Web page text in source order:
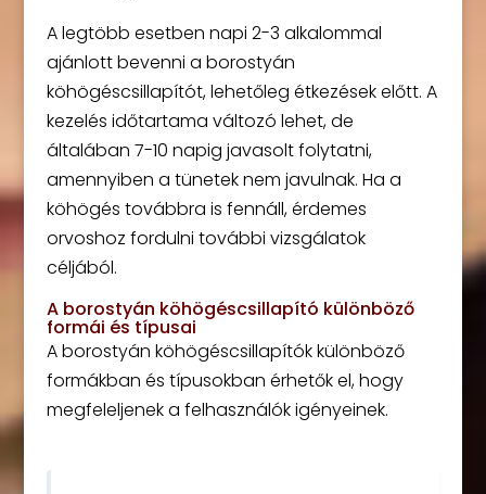
A legtöbb esetben napi 2-3 alkalommal
ajánlott bevenni a borostyán
köhögéscsillapítót, lehetőleg étkezések előtt. A
kezelés időtartama változó lehet, de
általában 7-10 napig javasolt folytatni,
amennyiben a tünetek nem javulnak. Ha a
köhögés továbbra is fennáll, érdemes
orvoshoz fordulni további vizsgálatok
céljából.
A borostyán köhögéscsillapító különböző
formái és típusai
A borostyán köhögéscsillapítók különböző
formákban és típusokban érhetők el, hogy
megfeleljenek a felhasználók igényeinek.